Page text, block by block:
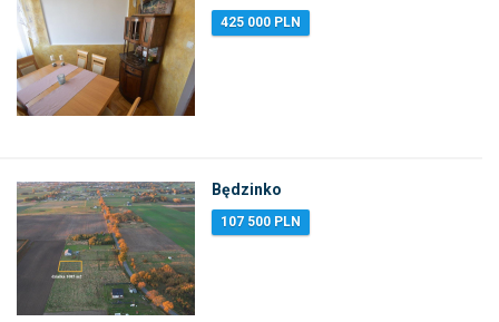
425 000 PLN
Będzinko
107 500 PLN